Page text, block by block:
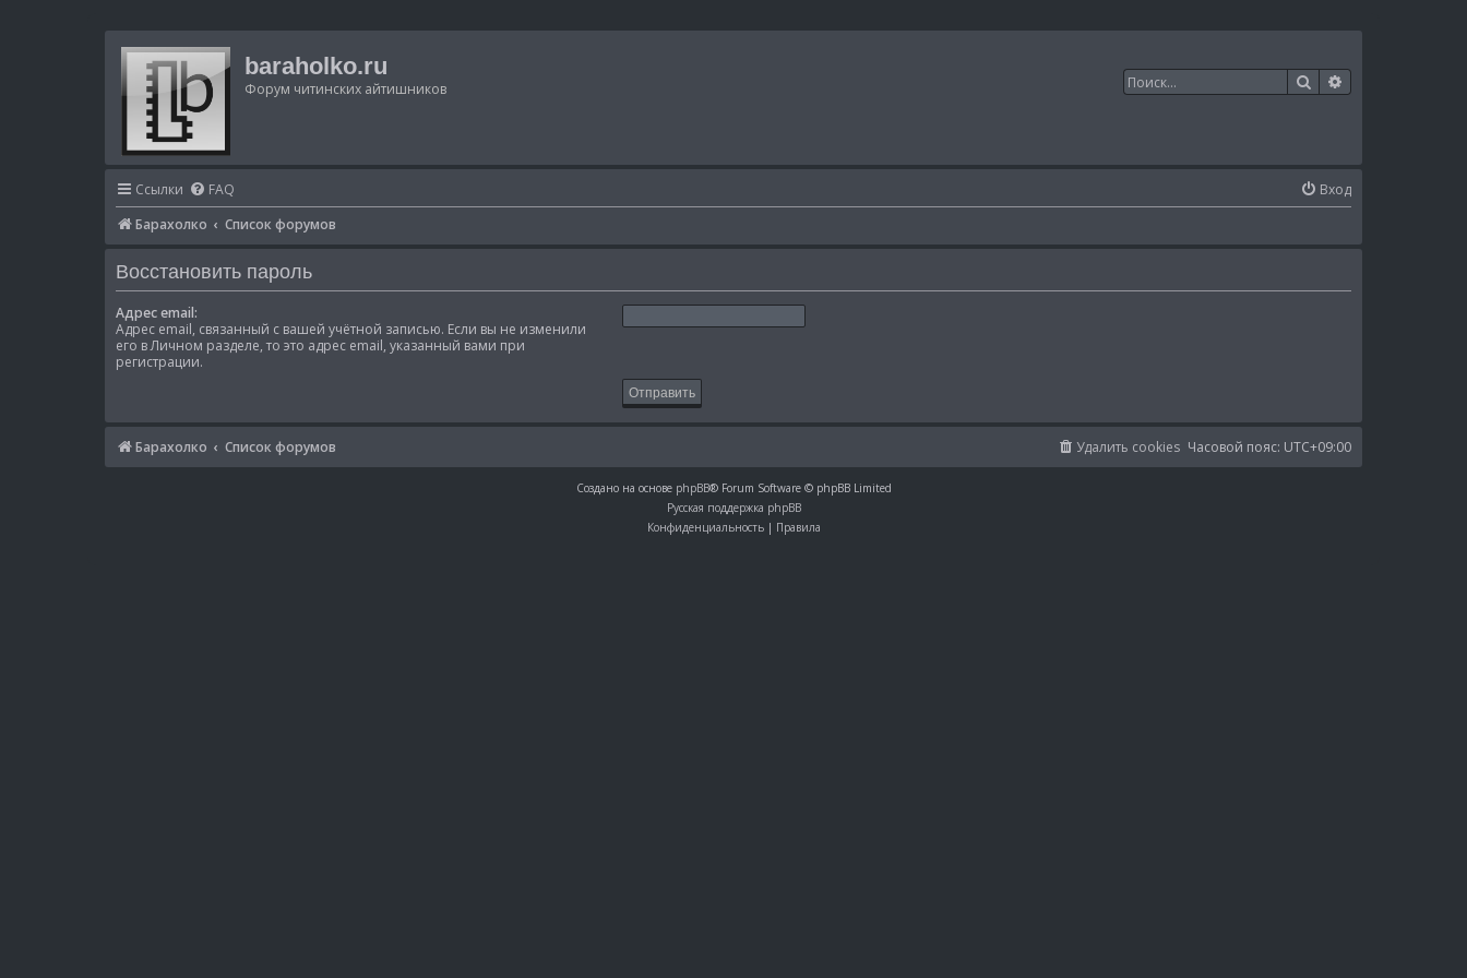
baraholko.ru
Форум читинских айтишников Поиск
Ссылки FAQ
Вход
Барахолко
Список форумов
Восстановить пароль
Адрес email:
Адрес email, связанный с вашей учётной записью. Если вы не изменили
его в Личном разделе, то это адрес email, указанный вами при
регистрации.
Барахолко Список форумов Часовой пояс: UTC+09:00
Удалить cookies
Создано на основе phpBB® Forum Software © phpBB Limited
Русская поддержка phpBB
Конфиденциальность| Правила